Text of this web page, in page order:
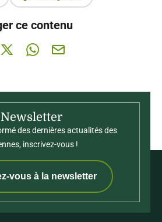
ce contenu
sur Facebook (nouvelle fenêtre)
Partager sur X / Twitter (nouvelle
Partager sur WhatsApp
Partager par mail
Newsletter
des dernières actualités des
inscrivez-vous !
vous à la newsletter